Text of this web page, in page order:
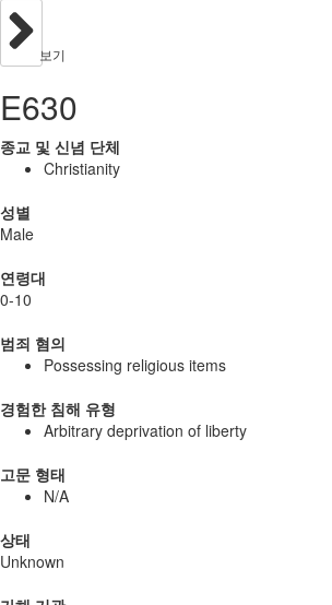
보기
E630
종교 및 신념 단체
Christianity
성별
Male
연령대
0-10
범죄 혐의
Possessing religious items
경험한 침해 유형
Arbitrary deprivation of liberty
고문 형태
N/A
상태
Unknown